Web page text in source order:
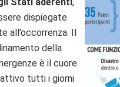
dispiegate
all’occorrenza. Il
della
è il cuore
tutti i giorni